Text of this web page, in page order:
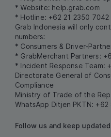
* Website: help.grab.com
* Hotline: +62 21 2350 7042
Grab Indonesia will only
numbers:
* Consumers & Driver-
* GrabMerchant Partners:
* Incident Response Team:
Directorate General of
Compliance
Ministry of Trade of the
WhatsApp Ditjen PKTN: +62
Follow us and keep